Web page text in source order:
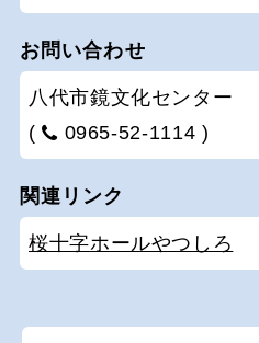
お問い合わせ
八代市鏡文化センター
(
0965-52-1114 )
関連リンク
桜十字ホールやつしろ